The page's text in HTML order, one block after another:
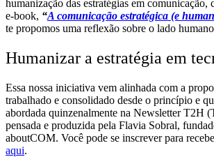
humanização das estratégias em comunicação,
e-book, “A comunicação estratégica (e
te propomos uma reflexão sobre o lado
Humanizar a estratégia em
Essa nossa iniciativa vem alinhada com a
trabalhado e consolidado desde o princípio e
abordada quinzenalmente na Newsletter T2H
pensada e produzida pela Flavia Sobral,
aboutCOM. Você pode se inscrever para
aqui.